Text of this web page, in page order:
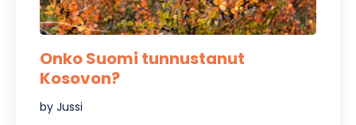
Onko Suomi tunnustanut
Kosovon?
by Jussi